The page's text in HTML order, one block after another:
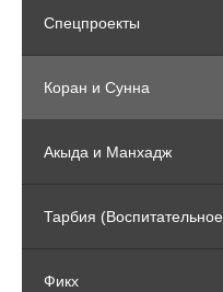
Спецпроекты
Коран и Сунна
Акыда и Манхадж
Тарбия
Фикх